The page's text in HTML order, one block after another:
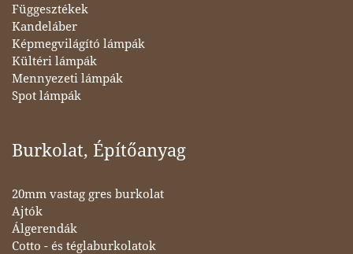
Függesztékek
Kandeláber
Képmegvilágító lámpák
Kültéri lámpák
Mennyezeti lámpák
Spot lámpák
Burkolat, Építőanyag
20mm vastag gres burkolat
Ajtók
Álgerendák
Cotto - és téglaburkolatok